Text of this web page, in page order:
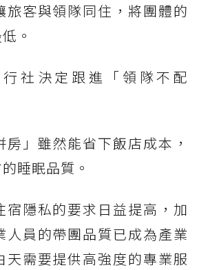
旅客與領隊同住，將團體的
。
社決定跟進「領隊不配
」雖然能省下飯店成本，
睡眠品質。
宿隱私的要求日益提高，加
人員的帶團品質已成為產業
天需要提供高強度的專業服